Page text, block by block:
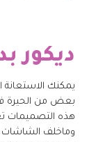
ديكور
يمكنك الاستعانة
بعض من الحيرة
هذه التصميمات
وماخلف الشاشات